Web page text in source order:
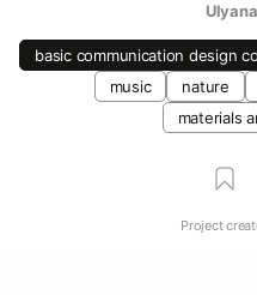
basic communication design
music
nature
materials
Project